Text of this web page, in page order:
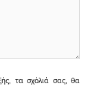
τα σχόλιά σας, θα